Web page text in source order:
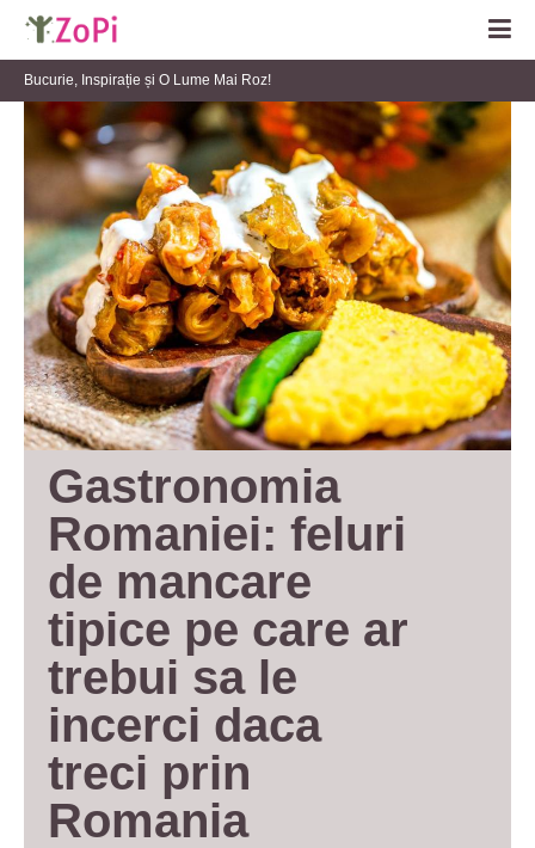
Bucurie, Inspirație și O Lume Mai Roz!
Gastronomia
Romaniei: feluri
de mancare
tipice pe care ar
trebui sa le
incerci daca
treci prin
Romania